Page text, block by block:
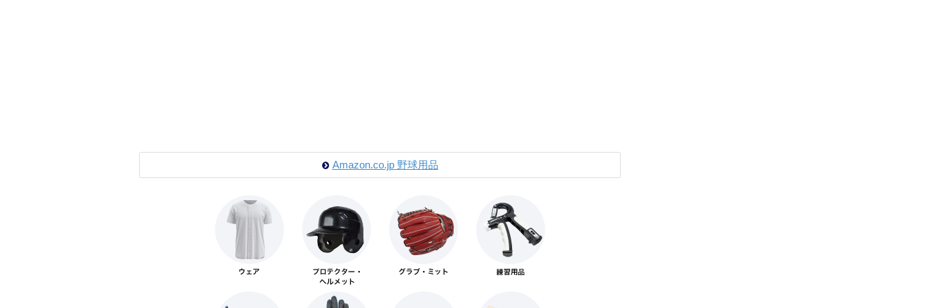
Amazon.co.jp 野球用品